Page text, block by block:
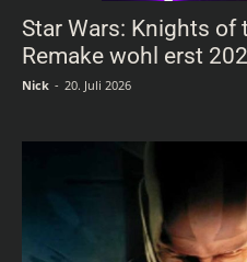
Star Wars: Knights of
Remake wohl erst
Nick - 20. Juli 2026